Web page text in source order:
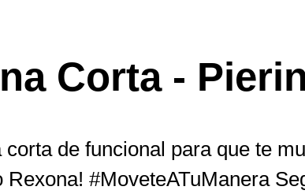
Corta -
de funcional para que te
#MoveteATuManera